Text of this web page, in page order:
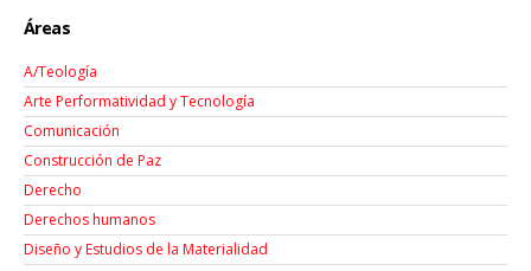
Áreas
A/Teología
Arte Performatividad y Tecnología
Comunicación
Construcción de Paz
Derecho
Derechos humanos
Diseño y Estudios de la Materialidad